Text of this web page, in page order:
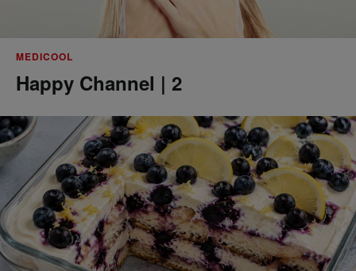
MEDICOOL
Happy Channel | 2